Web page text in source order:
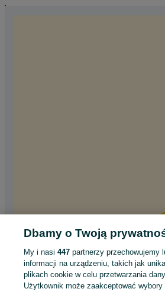
Dbamy o Twoją
My i nasi 447partnerzy przechowujemy
informacji na urządzeniu, takich jak
plikach cookie w celu przetwarzania
Użytkownik może zaakceptować